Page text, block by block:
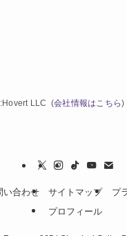
LLC (会社情報はこちら)
い合わせ サイトマップ
プ
プロフィール